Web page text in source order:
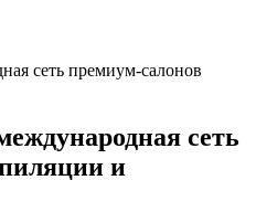
сеть премиум-салонов
сеть
и